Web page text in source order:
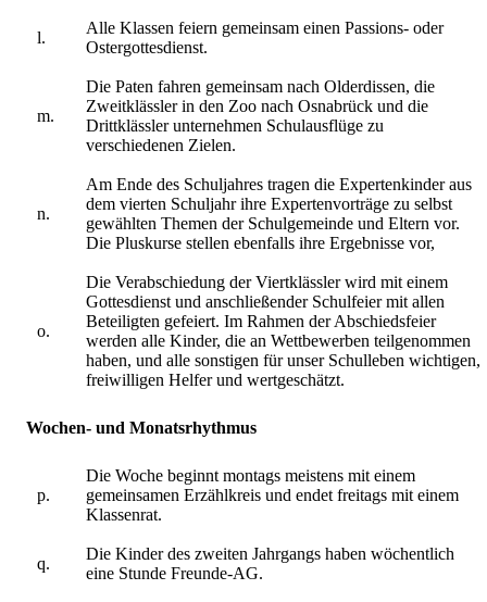
l.
Alle Klassen feiern gemeinsam einen Passions- oder
Ostergottesdienst.
m.
Die Paten fahren gemeinsam nach Olderdissen, die
Zweitklässler in den Zoo nach Osnabrück und die
Drittklässler unternehmen Schulausflüge zu
verschiedenen Zielen.
n.
Am Ende des Schuljahres tragen die Expertenkinder aus
dem vierten Schuljahr ihre Expertenvorträge zu selbst
gewählten Themen der Schulgemeinde und Eltern vor.
Die Pluskurse stellen ebenfalls ihre Ergebnisse vor,
o.
Die Verabschiedung der Viertklässler wird mit einem
Gottesdienst und anschließender Schulfeier mit allen
Beteiligten gefeiert. Im Rahmen der Abschiedsfeier
werden alle Kinder, die an Wettbewerben teilgenommen
haben, und alle sonstigen für unser Schulleben wichtigen,
freiwilligen Helfer und wertgeschätzt.
Wochen- und Monatsrhythmus
p.
Die Woche beginnt montags meistens mit einem
gemeinsamen Erzählkreis und endet freitags mit einem
Klassenrat.
q.
Die Kinder des zweiten Jahrgangs haben wöchentlich
eine Stunde Freunde-AG.